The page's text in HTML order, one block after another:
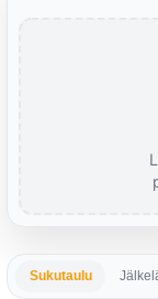
Sukutaulu